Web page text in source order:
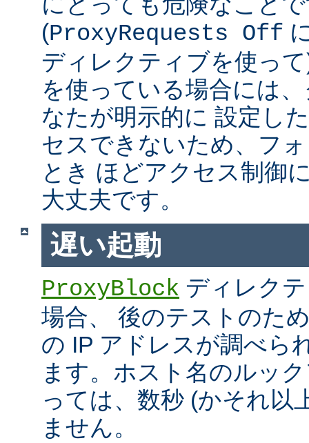
(ProxyRequests Off
ディレクティブを使っ
を使っている場合には
なたが明示的に 設定し
セスできないため、フ
とき ほどアクセス制御
大丈夫です。
遅い起動
ProxyBlock ディレク
場合、 後のテストのた
の IP アドレスが調べら
ます。ホスト名のルッ
っては、数秒 (かそれ以
ません。